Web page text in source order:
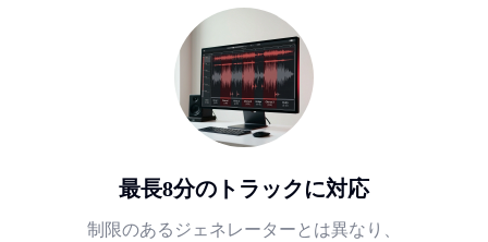
最長8分のトラックに対応
制限のあるジェネレーターとは異なり、